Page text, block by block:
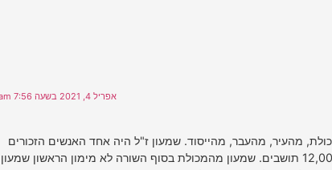
אפריל 4, 2021 בשעה 7:56 am
מהעיר, מהעבר, מהייסוד. שמעון ז"ל היה אחד האנשים הזכורים
לי מנוף ילדותי בעיר בת ה- 12,000 תושבים. שמעון מהמכולת בסוף השורה לא מימון הראשון שמעון